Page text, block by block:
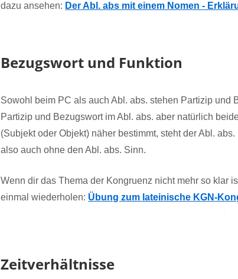
dazu ansehen: Der Abl. abs mit einem Nomen -
Bezugswort und Funktion
Sowohl beim PC als auch Abl. abs. stehen Partizip und
Partizip und Bezugswort im Abl. abs. aber natürlich
(Subjekt oder Objekt) näher bestimmt, steht der Abl.
also auch ohne den Abl. abs. Sinn.
Wenn dir das Thema der Kongruenz nicht mehr so klar
einmal wiederholen: Übung zum lateinische KGN-
Zeitverhältnisse